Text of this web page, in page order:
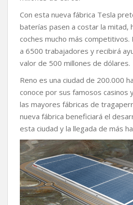
Con esta nueva fábrica Tesla
baterías pasen a costar la mitad,
coches mucho más
a 6500 trabajadores y recibirá
valor de 500 millones de dólares.
Reno es una ciudad de 200.000
conoce por sus famosos casinos
las mayores fábricas de
nueva fábrica beneficiará el
esta ciudad y la llegada de más